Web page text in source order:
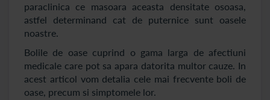
paraclinica ce masoara aceasta densitate osoasa,
astfel determinand cat de puternice sunt oasele
noastre.
Bolile de oase cuprind o gama larga de afectiuni
medicale care pot sa apara datorita multor cauze. In
acest articol vom detalia cele mai frecvente boli de
oase, precum si simptomele lor.